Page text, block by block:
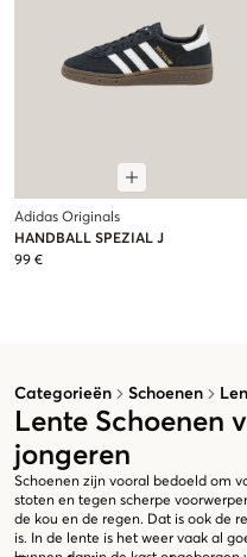
Categorieën Schoenen
Lente Schoenen
jongeren
Schoenen zijn vooral bedoeld om
stoten en tegen scherpe
de kou en de regen. Dat is ook de
is. In de lente is het weer vaak al
Adidas Originals
HANDBALL SPEZIAL J
99 €